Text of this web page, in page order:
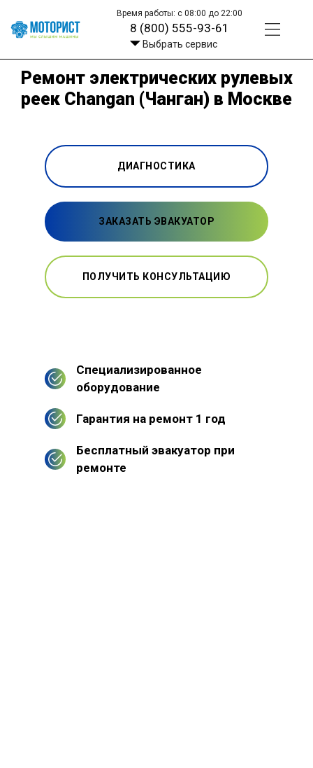
Время работы: с 08:00 до 22:00
8 (800) 555-93-61
Выбрать сервис
Ремонт электрических рулевых
реек Changan (Чанган) в Москве
ДИАГНОСТИКА
ЗАКАЗАТЬ ЭВАКУАТОР
ПОЛУЧИТЬ КОНСУЛЬТАЦИЮ
Специализированное
оборудование
Гарантия на ремонт 1 год
Бесплатный эвакуатор при
ремонте